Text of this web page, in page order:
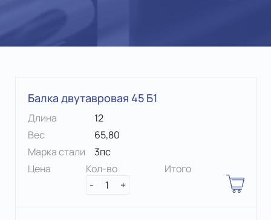
Балка двутавровая 45 Б1
Длина
12
Вес
65,80
Марка стали
3пс
Цена
Кол-во
-
1 +
Итого